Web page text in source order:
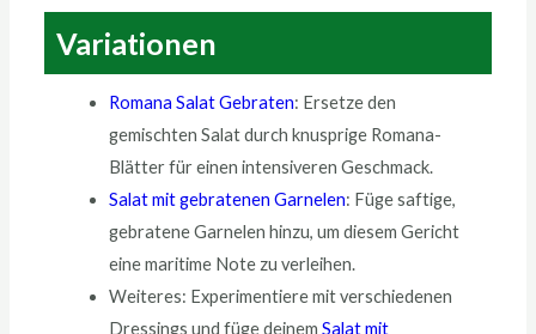
Variationen
Romana Salat Gebraten: Ersetze den
gemischten Salat durch knusprige Romana-
Blätter für einen intensiveren Geschmack.
Salat mit gebratenen Garnelen: Füge saftige,
gebratene Garnelen hinzu, um diesem Gericht
eine maritime Note zu verleihen.
Weiteres: Experimentiere mit verschiedenen
Dressings und füge deinem Salat mit